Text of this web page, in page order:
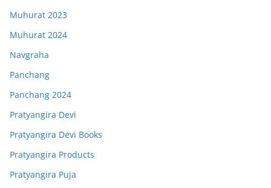
Muhurat 2023
Muhurat 2024
Navgraha
Panchang
Panchang 2024
Pratyangira Devi
Pratyangira Devi Books
Pratyangira Products
Pratyangira Puja